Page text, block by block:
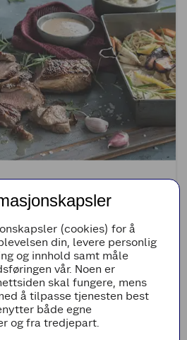
ovnsbakte rotgrønnsaker
(cookies) for å
din, levere personlig
og innhold samt måle
vår. Noen er
skal fungere, mens
å tilpasse tjenesten best
både egne
og fra tredjepart.